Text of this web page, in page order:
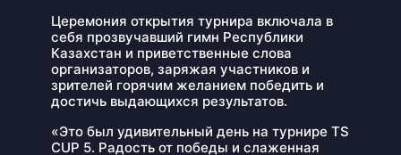
Церемония открытия турнира включала в
себя прозвучавший гимн Республики
Казахстан и приветственные слова
организаторов, заряжая участников и
зрителей горячим желанием победить и
достичь выдающихся результатов.
«Это был удивительный день на турнире TS
CUP 5. Радость от победы и слаженная